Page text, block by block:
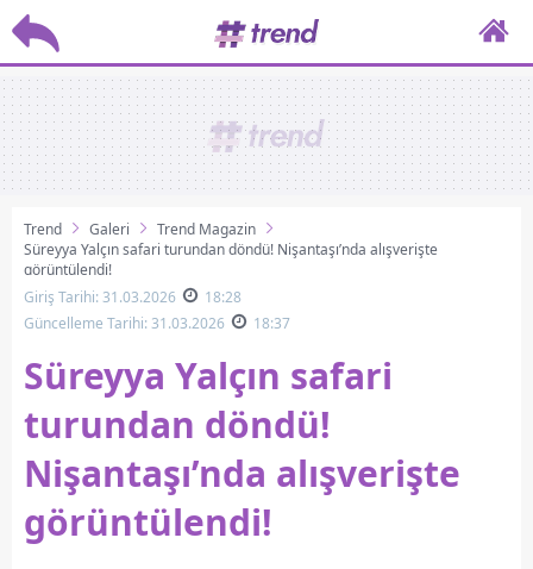
Trend Galeri
Trend Magazin
Süreyya Yalçın safari turundan döndü! Nişantaşı’nda alışverişte
görüntülendi!
Giriş Tarihi: 31.03.2026
18:28
Güncelleme Tarihi: 31.03.2026
18:37
Süreyya Yalçın safari
turundan döndü!
Nişantaşı’nda alışverişte
görüntülendi!